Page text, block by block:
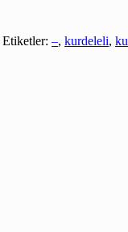
Etiketler: –, kurdeleli,